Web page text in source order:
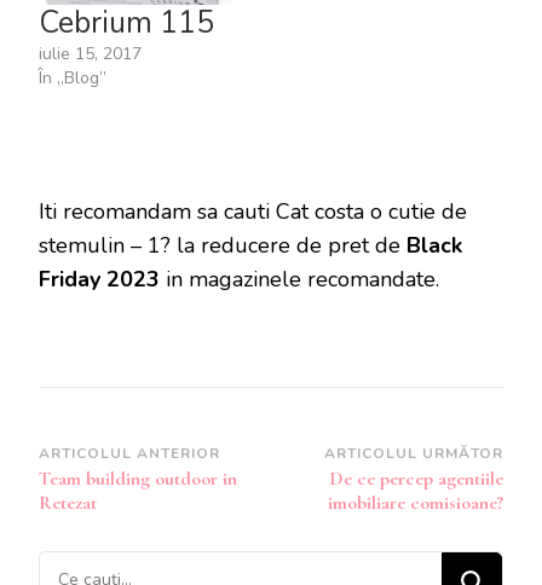
Cebrium 115
iulie 15, 2017
În „Blog”
Iti recomandam sa cauti Cat costa o cutie de
stemulin – 1? la reducere de pret de Black
Friday 2023 in magazinele recomandate.
Navigare
în
ARTICOLUL ANTERIOR
Team building outdoor in
Retezat
ARTICOLUL URMĂTOR
De ce percep agentiile
imobiliare comisioane?
Cauți